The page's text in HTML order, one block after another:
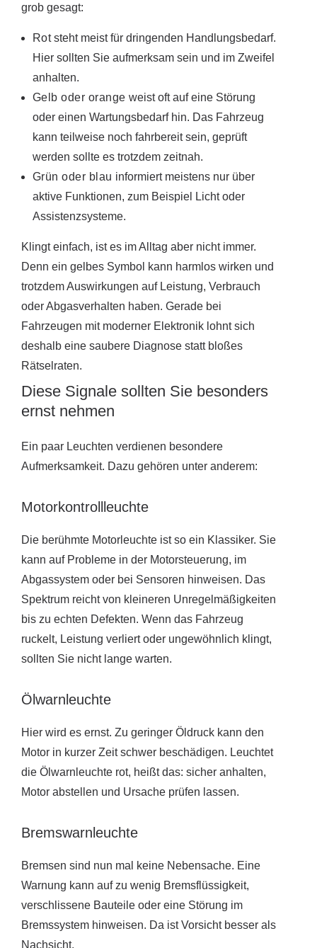
grob gesagt:
Rotsteht meist für dringenden Handlungsbedarf.
Hier sollten Sie aufmerksam sein und im Zweifel
anhalten.
Gelb oder orange weist oft auf eine Störung
oder einen Wartungsbedarf hin. Das Fahrzeug
kann teilweise noch fahrbereit sein, geprüft
werden sollte es trotzdem zeitnah.
Grün oder blau informiert meistens nur über
aktive Funktionen, zum Beispiel Licht oder
Assistenzsysteme.
Klingt einfach, ist es im Alltag aber nicht immer.
Denn ein gelbes Symbol kann harmlos wirken und
trotzdem Auswirkungen auf Leistung, Verbrauch
oder Abgasverhalten haben. Gerade bei
Fahrzeugen mit moderner Elektronik lohnt sich
deshalb eine saubere Diagnose statt bloßes
Rätselraten.
Diese Signale sollten Sie besonders
ernst nehmen
Ein paar Leuchten verdienen besondere
Aufmerksamkeit. Dazu gehören unter anderem:
Motorkontrollleuchte
Die berühmte Motorleuchte ist so ein Klassiker. Sie
kann auf Probleme in der Motorsteuerung, im
Abgassystem oder bei Sensoren hinweisen. Das
Spektrum reicht von kleineren Unregelmäßigkeiten
bis zu echten Defekten. Wenn das Fahrzeug
ruckelt, Leistung verliert oder ungewöhnlich klingt,
sollten Sie nicht lange warten.
Ölwarnleuchte
Hier wird es ernst. Zu geringer Öldruck kann den
Motor in kurzer Zeit schwer beschädigen. Leuchtet
die Ölwarnleuchte rot, heißt das: sicher anhalten,
Motor abstellen und Ursache prüfen lassen.
Bremswarnleuchte
Bremsen sind nun mal keine Nebensache. Eine
Warnung kann auf zu wenig Bremsflüssigkeit,
verschlissene Bauteile oder eine Störung im
Bremssystem hinweisen. Da ist Vorsicht besser als
Nachsicht.